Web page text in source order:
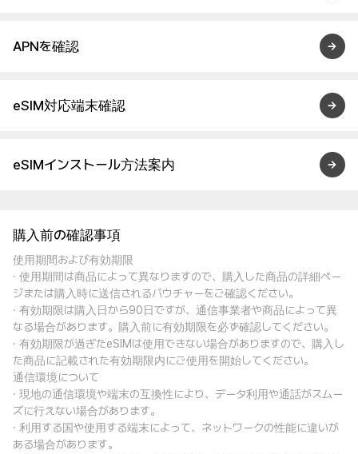
APNを確認
eSIM対応端末確認
eSIMインストール方法案内
購入前の確認事項
使用期間および有効期限
· 使用期間は商品によって異なりますので、購入した商品の詳細ペー
ジまたは購入時に送信されるバウチャーをご確認ください。
· 有効期限は購入日から90日ですが、通信事業者や商品によって異
なる場合があります。購入前に有効期限を必ず確認してください。
· 有効期限が過ぎたeSIMは使用できない場合がありますので、購入し
た商品に記載された有効期限内にご使用を開始してください。
通信環境について
· 現地の通信環境や端末の互換性により、データ利用や通話がスムー
ズに行えない場合があります。
· 利用する国や使用する端末によって、ネットワークの性能に違いが
ある場合があります。